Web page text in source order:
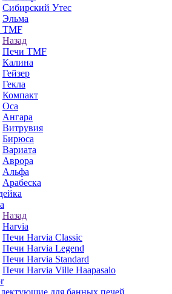
Сибирский Утес
Эльма
TMF
Назад
Печи TMF
Калина
Гейзер
Гекла
Компакт
Оса
Ангара
Витрувия
Бирюса
Вариата
Аврора
Альфа
Арабеска
Назад
Harvia
Печи Harvia Classic
Печи Harvia Legend
Печи Harvia Standard
Печи Harvia Ville Haapasalo
для банных печей